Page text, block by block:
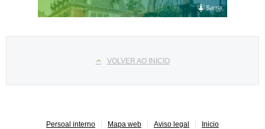
VOLVER AO INICIO
Persoal interno Mapa web Aviso legal Inicio